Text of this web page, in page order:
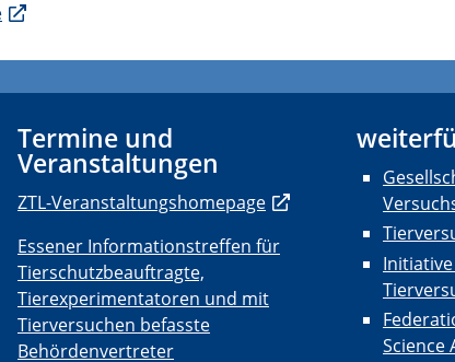
Termine und
Veranstaltungen
ZTL-Veranstaltungshomepage
Essener Informationstreffen für
Tierschutzbeauftragte,
Tierexperimentatoren und mit
Tierversuchen befasste
Behördenvertreter
Science